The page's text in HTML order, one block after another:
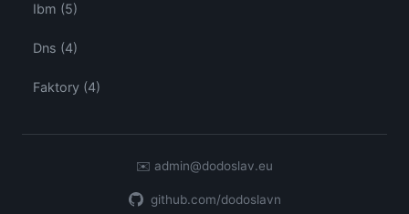
Ibm (5)
Dns (4)
Faktory (4)
✉️ admin@dodoslav.eu
github.com/dodoslavn